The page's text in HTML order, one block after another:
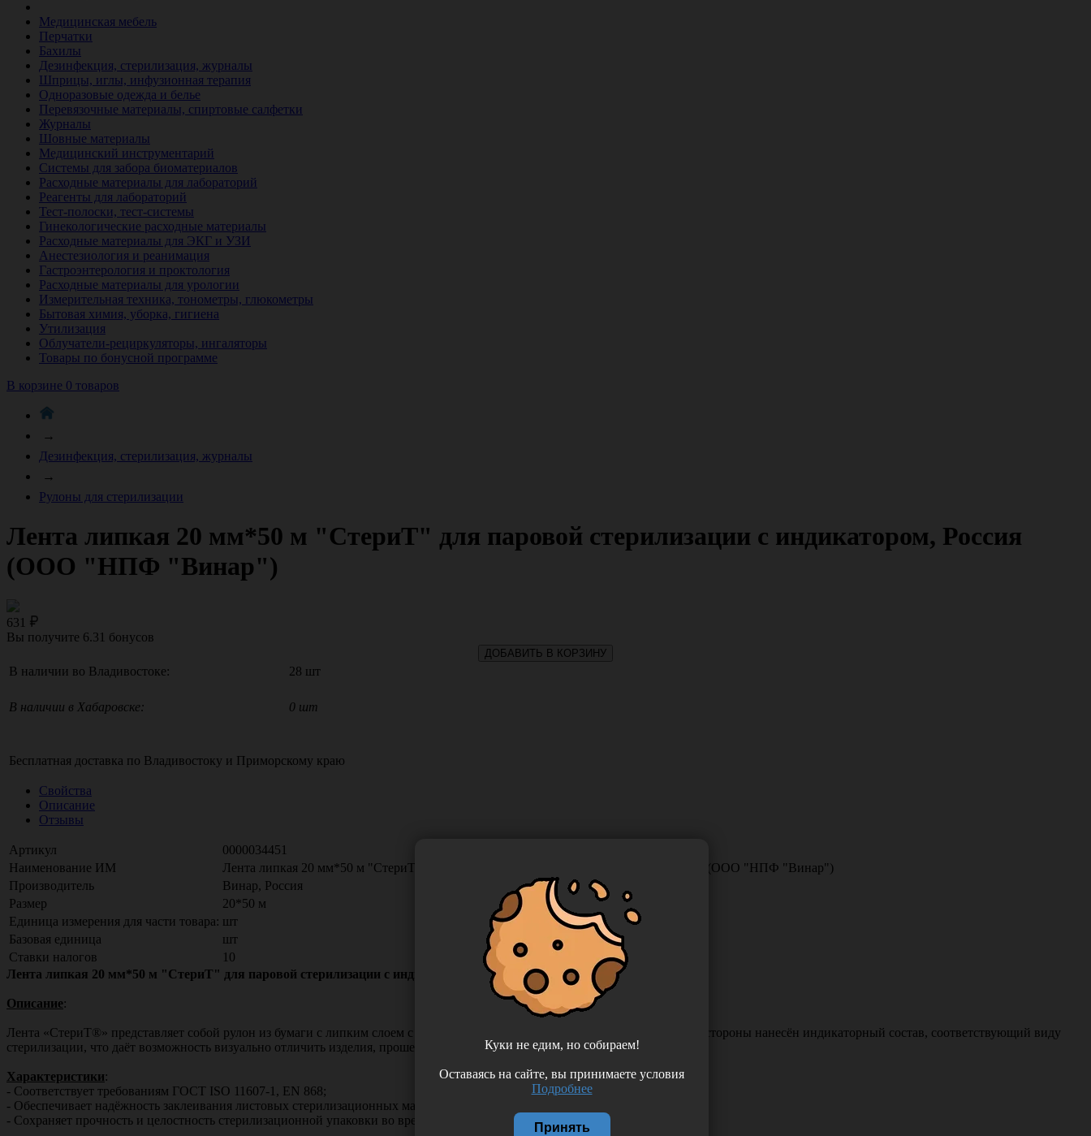
Медицинская мебель
Перчатки
Бахилы
Дезинфекция, стерилизация, журналы
Шприцы, иглы, инфузионная терапия
Одноразовые одежда и белье
Перевязочные материалы, спиртовые салфетки
Журналы
Шовные материалы
Медицинский инструментарий
Системы для забора биоматериалов
Расходные материалы для лабораторий
Реагенты для лабораторий
Тест-полоски, тест-системы
Гинекологические расходные материалы
Расходные материалы для ЭКГ и УЗИ
Анестезиология и реанимация
Гастроэнтерология и проктология
Расходные материалы для урологии
Измерительная техника, тонометры, глюкометры
Бытовая химия, уборка, гигиена
Утилизация
Облучатели-рециркуляторы, ингаляторы
Товары по бонусной программе
В корзине 0 товаров
→
Дезинфекция, стерилизация, журналы
→
Рулоны для стерилизации
Лента липкая 20 мм*50 м "СтериТ" для паровой стерилизации с индикатором, Россия
(ООО "НПФ "Винар")
631
Вы получите 6.31 бонусов
ДОБАВИТЬ В КОРЗИНУ
В наличии во Владивостоке: 28 шт
В наличии в Хабаровске: 0 шт
Бесплатная доставка по Владивостоку и Приморскому краю
Свойства
Описание
Отзывы
Артикул
0000034451
Наименование ИМ
Лента липкая 20 мм*50 м "СтериТ" для паровой стерилизации с индикатором, Россия (ООО "НПФ "Винар")
Производитель
Винар, Россия
Размер
20*50 м
Единица измерения для части товара: шт
Базовая единица
шт
Ставки налогов
10
Лента липкая 20 мм*50 м "СтериТ" для паровой стерилизации с индикатором, Россия (ООО "НПФ "Винар")
Описание:
Лента «СтериТ®» представляет собой рулон из бумаги с липким слоем с одной стороны. На ленту с индикаторами с другой стороны нанесён индикаторный состав, соответствующий виду
стерилизации, что даёт возможность визуально отличить изделия, прошедшие стерилизацию, от нестерилизованных.
Характеристики:
- Соответствует требованиям ГОСТ ISO 11607-1, EN 868;
- Обеспечивает надёжность заклеивания листовых стерилизационных материалов;
- Сохраняет прочность и целостность стерилизационной упаковки во время и после стерилизации;
Куки не едим, но собираем!
Оставаясь на сайте, вы принимаете условия
Подробнее
Принять